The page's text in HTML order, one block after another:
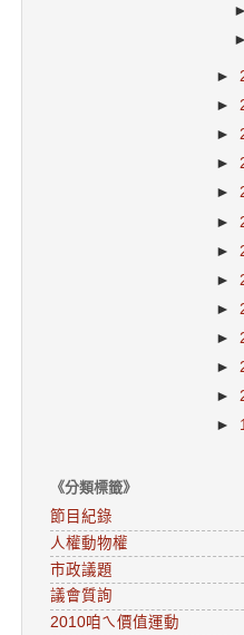
►
►
►
►
►
►
►
►
►
►
►
►
►
《分類標籤》
節目紀錄
人權動物權
市政議題
議會質詢
2010咱ㄟ價值運動